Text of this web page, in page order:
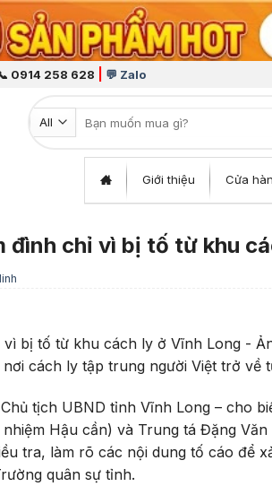
0914 258 628 💬 Zalo
Tìm kiếm:
Giới thiệu Cửa
đình chỉ vì bị tố từ khu
cách ly tập trung người Việt trở về
tịch UBND tỉnh Vĩnh Long – cho
Hậu cần) và Trung tá Đặng
tra, làm rõ các nội dung tố cáo để
quân sự tỉnh.